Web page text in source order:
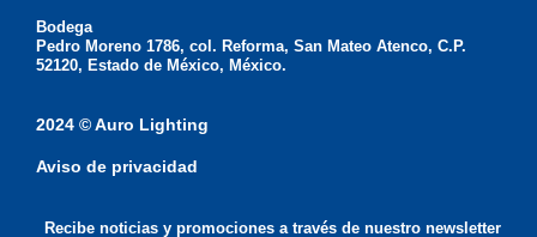
Bodega
Pedro Moreno 1786, col. Reforma, San Mateo Atenco, C.P.
52120, Estado de México, México.
2024 © Auro Lighting
Aviso de privacidad
Recibe noticias y promociones a través de nuestro newsletter